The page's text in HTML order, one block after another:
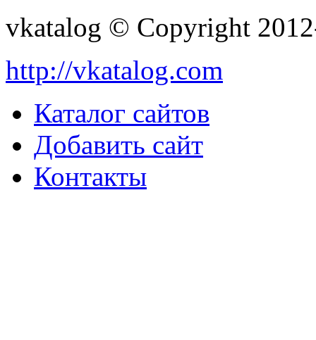
vkatalog © Copyright
http://vkatalog.com
Каталог сайтов
Добавить сайт
Контакты